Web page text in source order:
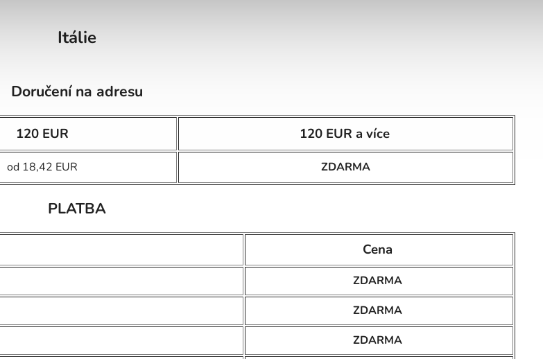
Itálie
Doručení na adresu
120 EUR 120 EUR a více
od 18,42 EUR ZDARMA
PLATBA
Cena
ZDARMA
ZDARMA
ZDARMA